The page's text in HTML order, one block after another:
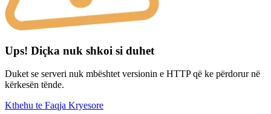
Ups! Diçka nuk shkoi si duhet
Duket se serveri nuk mbështet versionin e HTTP që ke përdorur në
kërkesën tënde.
Kthehu te Faqja Kryesore